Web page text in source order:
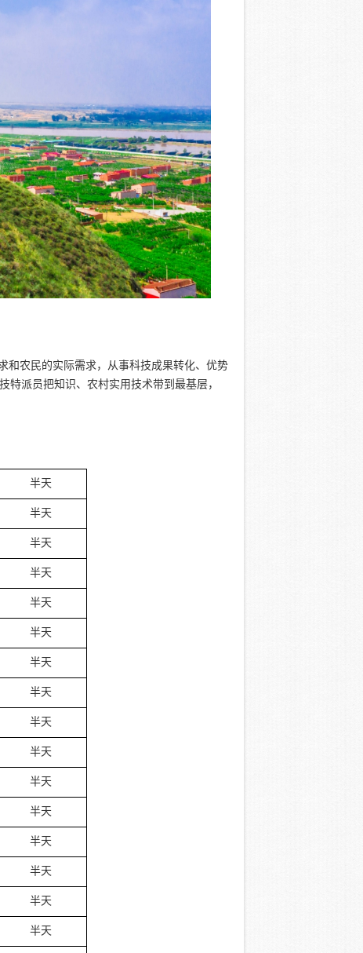
和农民的实际需求，从事科技成果转化、优势
派员把知识、农村实用技术带到最基层，
半天
半天
半天
半天
半天
半天
半天
半天
半天
半天
半天
半天
半天
半天
半天
半天